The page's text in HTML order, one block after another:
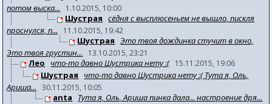
потом выска...
1.10.2015, 10:00
Шустрая сёдня с высплюсеньем не вышло, пискля
проснулся, п...
11.10.2015, 19:42
Шустрая Это твоя дождинка стучит в окно,
Это твоя грустин...
13.10.2015, 23:21
Лео что-то давно Шустрика нету :( 15.11.2015, 19:06
Шустрая
что-то давно Шустрика нету :( Тута я, Оль,
Ариша...
30.11.2015, 10:05
anta Тута я, Оль, Ариша пинка дала... настроение дря...